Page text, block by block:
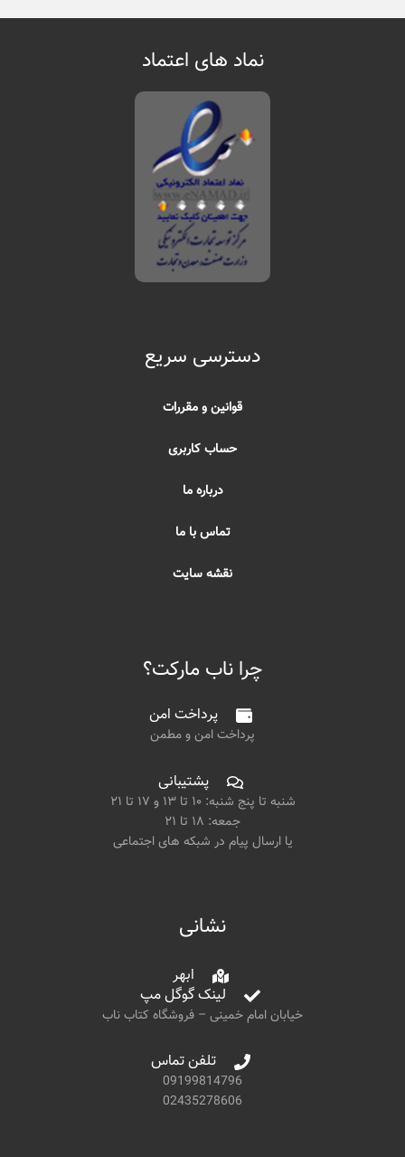
نماد های اعتماد
دسترسی سریع
قوانین و مقررات
حساب کاربری
درباره ما
تماس با ما
نقشه سایت
چرا ناب مارکت؟
پرداخت امن
پرداخت امن و مطمن
پشتیبانی
شنبه تا پنج شنبه: ۱۰ تا ۱۳ و ۱۷ تا ۲۱
جمعه: ۱۸ تا ۲۱
یا ارسال پیام در شبکه های اجتماعی
نشانی
ابهر
لینک گوگل مپ
خیابان امام خمینی – فروشگاه کتاب ناب
تلفن تماس
09199814796
02435278606